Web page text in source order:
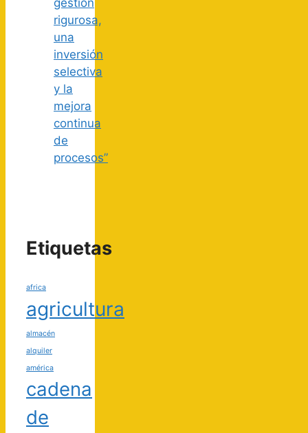
rigurosa,
una
inversión
selectiva
y la
mejora
continua
de
procesos”
Etiquetas
africa
agricultura
almacén
alquiler
américa
cadena
de